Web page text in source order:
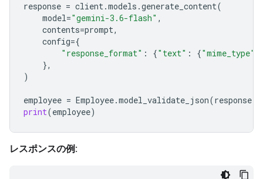
response = client.models .generate_content(
model="gemini-3.6-flash" ,
contents=prompt,
config={
"response_format" : {"text" : {"mime_type"
},
)
employee = Employee.model_validate_json(response
print(employee)
レスポンスの例: